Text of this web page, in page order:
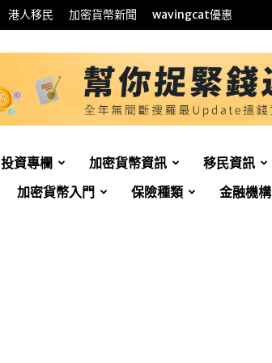
港人移民 加密貨幣新聞 wavingcat優惠
投資專欄 加密貨幣資訊 移民資訊
加密貨幣入門 保險種類 金融機構